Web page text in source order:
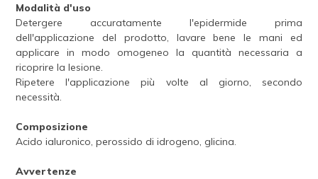
Modalità d'uso
Detergere accuratamente l'epidermide prima
dell'applicazione del prodotto, lavare bene le mani ed
applicare in modo omogeneo la quantità necessaria a
ricoprire la lesione.
Ripetere l'applicazione più volte al giorno, secondo
necessità.
Composizione
Acido ialuronico, perossido di idrogeno, glicina.
Avvertenze